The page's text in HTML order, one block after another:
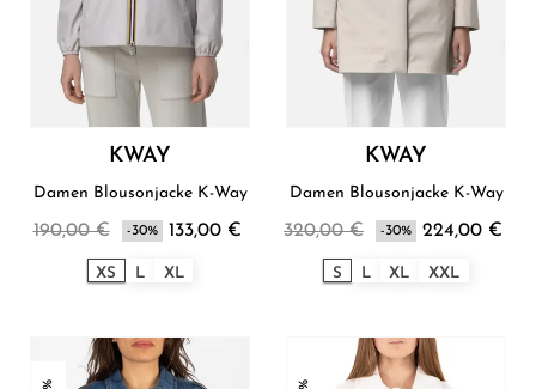
KWAY
Damen Blousonjacke K-Way
190,00 € -30% 133,00 €
XS L XL
KWAY
Damen Blousonjacke K-Way
320,00 € -30% 224,00 €
S L XL XXL